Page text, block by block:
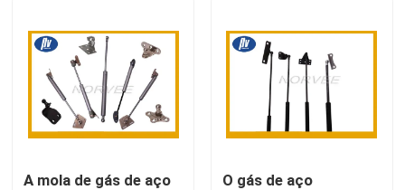
A mola de gás de aço
O gás de aço